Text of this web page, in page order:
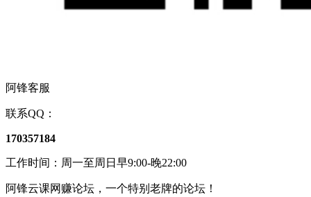
阿锋客服
联系QQ：
170357184
工作时间：周一至周日早9:00-晚22:00
阿锋云课网赚论坛，一个特别老牌的论坛！